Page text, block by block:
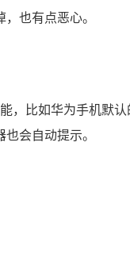
也有点恶心。
比如华为手机默认
会自动提示。